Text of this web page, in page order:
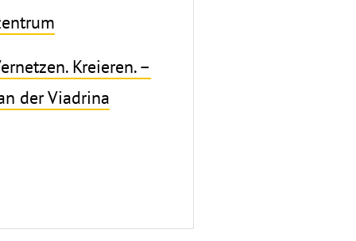
Kreieren. –
der Viadrina